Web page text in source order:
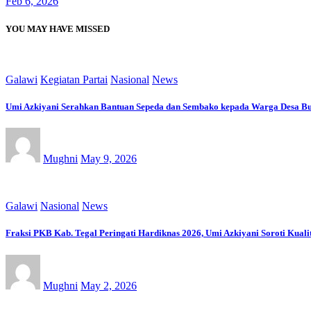
YOU MAY HAVE MISSED
Galawi Kegiatan Partai Nasional News
Umi Azkiyani Serahkan Bantuan Sepeda dan Sembako kepada Warga Desa
Mughni May 9, 2026
Galawi Nasional News
Fraksi PKB Kab. Tegal Peringati Hardiknas 2026, Umi Azkiyani Soroti
Mughni May 2, 2026